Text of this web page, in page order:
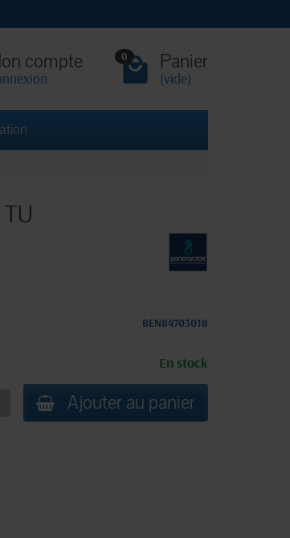
compte 0 Panier
(vide)
BEN84703018
En stock
Ajouter au panier